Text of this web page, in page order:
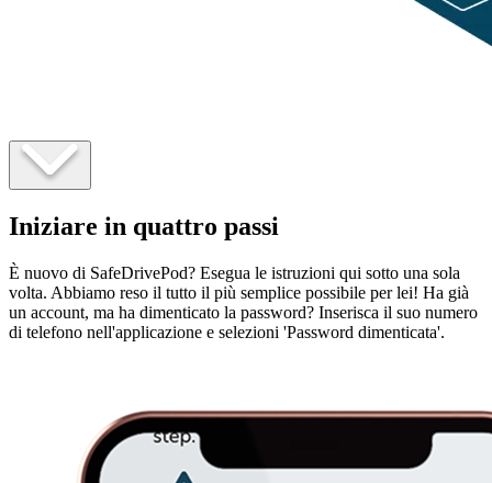
Iniziare in quattro passi
È nuovo di SafeDrivePod? Esegua le istruzioni qui sotto una sola
volta. Abbiamo reso il tutto il più semplice possibile per lei! Ha già
un account, ma ha dimenticato la password? Inserisca il suo numero
di telefono nell'applicazione e selezioni 'Password dimenticata'.